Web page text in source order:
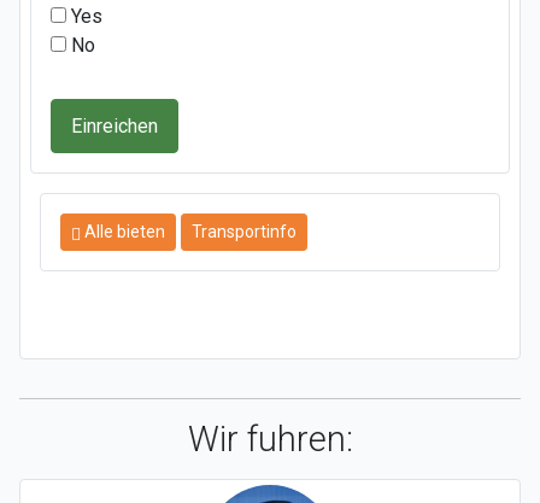
Yes
No
Einreichen
Alle bieten Transportinfo
Wir fuhren: